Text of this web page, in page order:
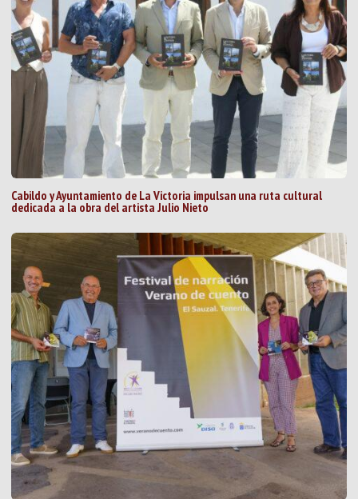
Cabildo y Ayuntamiento de La Victoria impulsan una ruta cultural
dedicada a la obra del artista Julio Nieto